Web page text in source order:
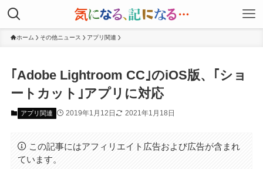
ホーム その他ニュース アプリ関連
｢Adobe Lightroom CC｣のiOS版、｢ショ
ートカット｣アプリに対応
アプリ関連 2019年1月12日 2021年1月18日
この記事にはアフィリエイト広告および広告が含まれ
ています。